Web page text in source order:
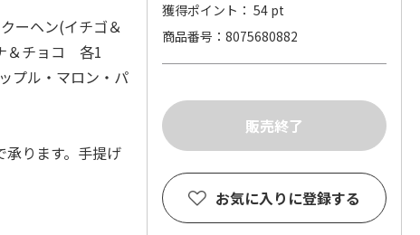
ーヘン(イチゴ＆
＆チョコ 各1
プル・マロン・パ
ります。手提げ
獲得ポイント： 54 pt
商品番号
8075680882
お気に入りに登録する